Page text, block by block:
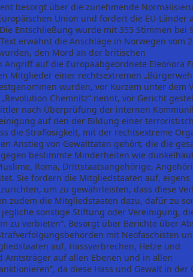
besorgt über die zunehmende
Union und fordert die EU-Länder
Entschließung wurde mit 355 Stimmen bei
erwähnt die Anschläge in Norwegen vom
den Mord an der britischen
auf die Europaabgeordnete Eleonora
Mitglieder einer rechtsextremen
wurden, vor Kurzem unter dem
Chemnitz“ nennt, vor Gericht
nach Überprüfung der internen
auf den der Bildung einer
die Straflosigkeit, mit der rechtsextreme
Anstieg von Gewalttaten gehört, die die
bestimmte Minderheiten wie
Roma, Drittstaatsangehörige,
Sie fordern die Mitgliedstaaten auf, eigens
um zu gewährleisten, dass diese
zudem die Mitgliedstaaten dazu, dafür zu
sonstige Stiftung oder Vereinigung,
zu verbieten“. Besorgt über Berichte über
mit Neofaschisten
auf, Hassverbrechen, Hetze und
auf allen Ebenen und in allen
da diese Hass und Gewalt in der